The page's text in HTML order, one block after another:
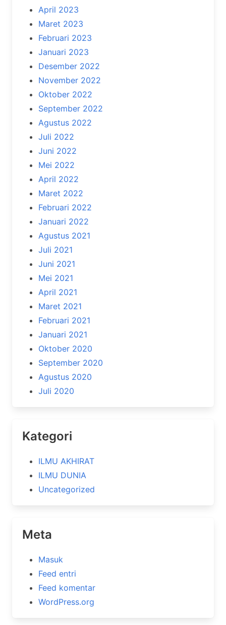
April 2023
Maret 2023
Februari 2023
Januari 2023
Desember 2022
November 2022
Oktober 2022
September 2022
Agustus 2022
Juli 2022
Juni 2022
Mei 2022
April 2022
Maret 2022
Februari 2022
Januari 2022
Agustus 2021
Juli 2021
Juni 2021
Mei 2021
April 2021
Maret 2021
Februari 2021
Januari 2021
Oktober 2020
September 2020
Agustus 2020
Juli 2020
Kategori
ILMU AKHIRAT
ILMU DUNIA
Uncategorized
Meta
Masuk
Feed entri
Feed komentar
WordPress.org